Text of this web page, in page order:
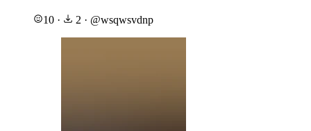
10 · 2 · @wsqwsvdnp